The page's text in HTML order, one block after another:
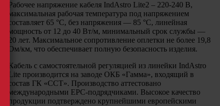
Рабочее напряжение кабеля IndAstro Lite2 – 220-240 В,
максимальная рабочая температура под напряжением
составляет 65 °С, без напряжения — 85 °С, линейная
мощность от 12 до 40 Вт/м, минимальный срок службы —
20 лет. Максимальное сопротивление оплетки не более 19,8
Ом/км, что обеспечивает полную безопасность изделия.
Кабель с самостоятельной регуляцией из линейки IndAstro
Lite производится на заводе ОКБ «Гамма», входящий в
состав ГК «ССТ». Производство аттестовано
международными EPC-подрядчиками. Высокое качество
продукции подтверждено крупнейшими европейскими